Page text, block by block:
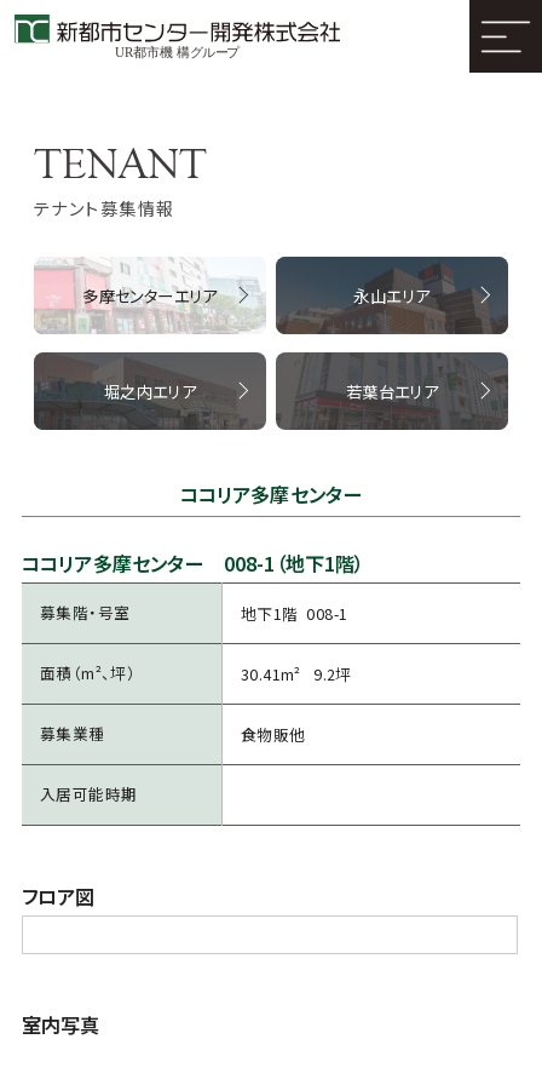
テナント募集情報
多摩センターエリア 永山エリア
堀之内エリア 若葉台エリア
ココリア多摩センター
ココリア多摩センター 008-1（地下1階）
募集階・号室 地下1階 008-1
面積（m²、坪） 30.41m² 9.2坪
募集業種 食物販他
入居可能時期
フロア図
室内写真